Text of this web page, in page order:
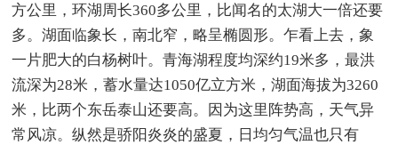
方公里，环湖周长360多公里，比闻名的太湖大一倍还要
多。湖面临象长，南北窄，略呈椭圆形。乍看上去，象
一片肥大的白杨树叶。青海湖程度均深约19米多，最洪
流深为28米，蓄水量达1050亿立方米，湖面海拔为3260
米，比两个东岳泰山还要高。因为这里阵势高，天气异
常风凉。纵然是骄阳炎炎的盛夏，日均匀气温也只有